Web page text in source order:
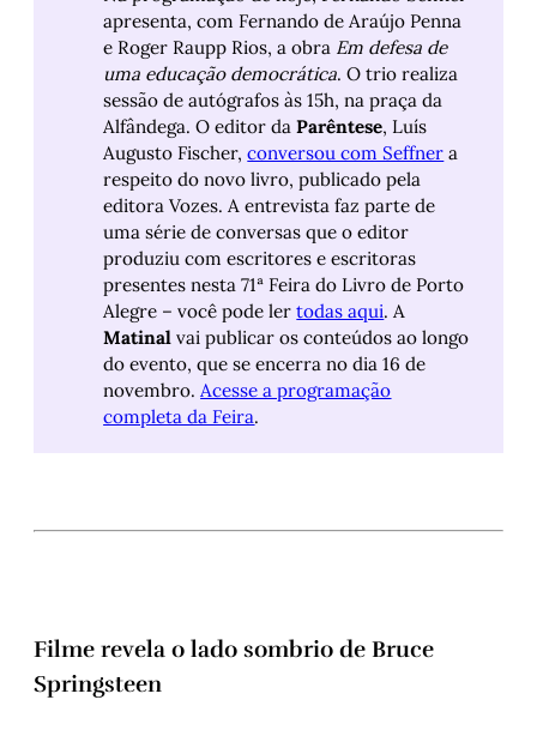
apresenta, com Fernando de Araújo Penna
e Roger Raupp Rios, a obra Em defesa de
uma educação democrática. O trio realiza
sessão de autógrafos às 15h, na praça da
Alfândega. O editor daParêntese, Luís
Augusto Fischer,conversou com Seffner a
respeito do novo livro, publicado pela
editora Vozes. A entrevista faz parte de
uma série de conversas que o editor
produziu com escritores e escritoras
presentes nesta 71ª Feira do Livro de Porto
Alegre – você pode lertodas aqui. A
Matinal vai publicar os conteúdos ao longo
do evento, que se encerra no dia 16 de
novembro. Acesse a programação
completa da Feira.
Filme revela o lado sombrio de Bruce
Springsteen